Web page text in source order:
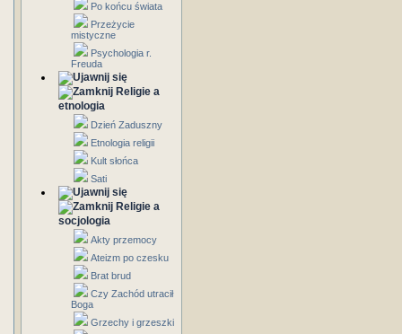
Po końcu świata
Przeżycie
mistyczne
Psychologia r.
Freuda
Religie a
etnologia
Dzień Zaduszny
Etnologia religii
Kult słońca
Sati
Religie a
socjologia
Akty przemocy
Ateizm po czesku
Brat brud
Czy Zachód utracił
Boga
Grzechy i grzeszki